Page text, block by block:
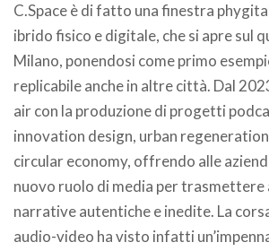
C.Space è di fatto una finestra
ibrido fisico e digitale, che si apre sul
Milano, ponendosi come primo
replicabile anche in altre città. Dal
air con la produzione di progetti
innovation design, urban
circular economy, offrendo alle
nuovo ruolo di media per trasmettere
narrative autentiche e inedite. La
audio-video ha visto infatti